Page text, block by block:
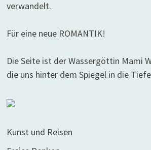
verwandelt.
Für eine neue ROMANTIK!
Die Seite ist der Wassergöttin Mami
die uns hinter dem Spiegel in die
Kunst und Reisen